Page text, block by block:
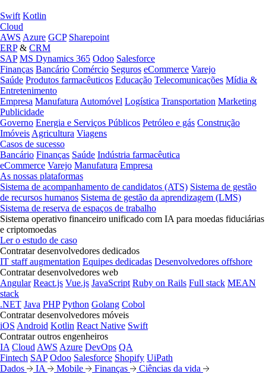
Swift Kotlin
Cloud
AWS Azure GCP Sharepoint
ERP& CRM
SAP MS Dynamics 365 Odoo Salesforce
Finanças Bancário Comércio Seguros eCommerce Varejo
Saúde Produtos farmacêuticos Educação Telecomunicações Mídia &
Entretenimento
Empresa Manufatura Automóvel Logística Transportation Marketing
Publicidade
Governo Energia e Serviços Públicos Petróleo e gás Construção
Imóveis Agricultura Viagens
Casos de sucesso
Bancário Finanças Saúde Indústria farmacêutica
eCommerce Varejo Manufatura Empresa
As nossas plataformas
Sistema de acompanhamento de candidatos (ATS) Sistema de gestão
de recursos humanos Sistema de gestão da aprendizagem (LMS)
Sistema de reserva de espaços de trabalho
Sistema operativo financeiro unificado com IA para moedas fiduciárias
e criptomoedas
Ler o estudo de caso
Contratar desenvolvedores dedicados
IT staff augmentation Equipes dedicadas Desenvolvedores offshore
Contratar desenvolvedores web
Angular React.js Vue.js JavaScript Ruby on Rails Full stack MEAN
stack
.NET Java PHP Python Golang Cobol
Contratar desenvolvedores móveis
iOS Android Kotlin React Native Swift
Contratar outros engenheiros
IA Cloud AWS Azure DevOps QA
Fintech SAP Odoo Salesforce Shopify UiPath
Dados
IA Mobile Finanças Ciências da vida